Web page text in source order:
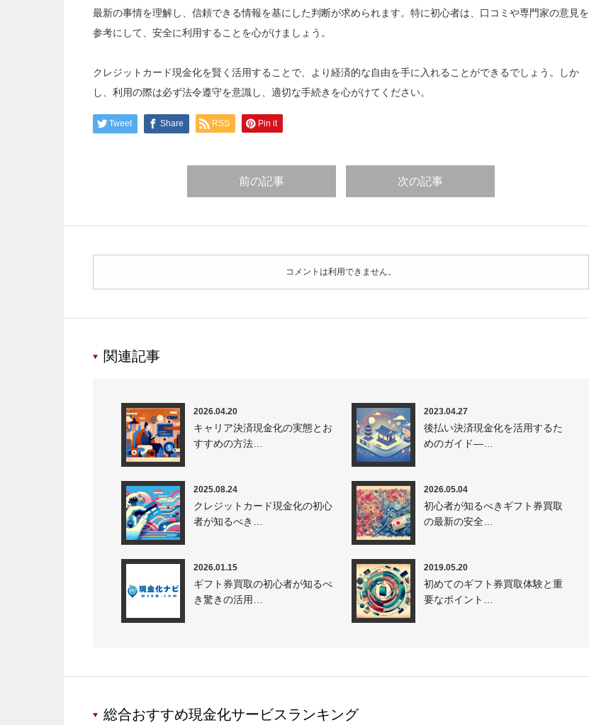
最新の事情を理解し、信頼できる情報を基にした判断が求められます。特に初心者は、口コミや専門家の意見を
参考にして、安全に利用することを心がけましょう。
クレジットカード現金化を賢く活用することで、より経済的な自由を手に入れることができるでしょう。しか
し、利用の際は必ず法令遵守を意識し、適切な手続きを心がけてください。
Tweet Share RSS Pin it
前の記事 次の記事
コメントは利用できません。
関連記事
2026.04.20
キャリア決済現金化の実態とお
すすめの方法…
2023.04.27
後払い決済現金化を活用するた
めのガイド—…
2025.08.24
クレジットカード現金化の初心
者が知るべき…
2026.05.04
初心者が知るべきギフト券買取
の最新の安全…
2026.01.15
ギフト券買取の初心者が知るべ
き驚きの活用…
2019.05.20
初めてのギフト券買取体験と重
要なポイント…
総合おすすめ現金化サービスランキング